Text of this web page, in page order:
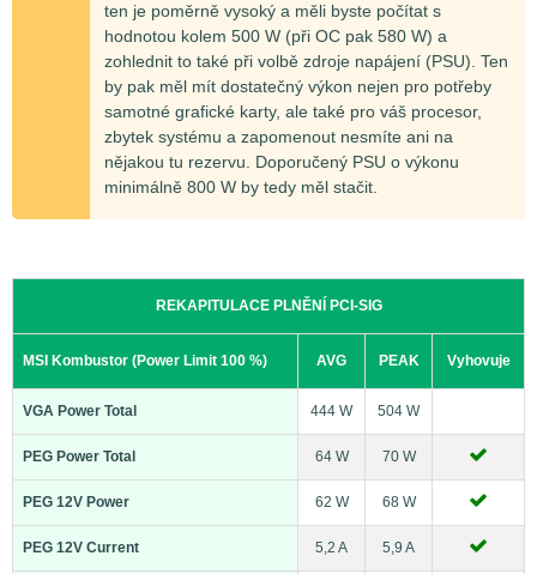
ten je poměrně vysoký a měli byste počítat s
hodnotou kolem 500 W (při OC pak 580 W) a
zohlednit to také při volbě zdroje napájení (PSU). Ten
by pak měl mít dostatečný výkon nejen pro potřeby
samotné grafické karty, ale také pro váš procesor,
zbytek systému a zapomenout nesmíte ani na
nějakou tu rezervu. Doporučený PSU o výkonu
minimálně 800 W by tedy měl stačit.
REKAPITULACE PLNĚNÍ PCI-SIG
MSI Kombustor (Power Limit 100 %) AVG PEAK Vyhovuje
VGA Power Total 444 W 504 W
PEG Power Total 64 W 70 W
PEG 12V Power 62 W 68 W
PEG 12V Current 5,2 A 5,9 A